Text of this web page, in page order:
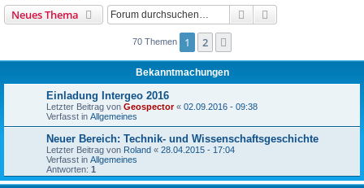
Neues Thema Suche
70 Themen 1 2
Bekanntmachungen
Einladung Intergeo 2016
Letzter Beitrag von Geospector« 02.09.2016 - 09:38
Verfasst in Allgemeines
Neuer Bereich: Technik- und Wissenschaftsgeschichte
Letzter Beitrag von Roland « 28.04.2015 - 17:04
Verfasst in Allgemeines
Antworten: 1